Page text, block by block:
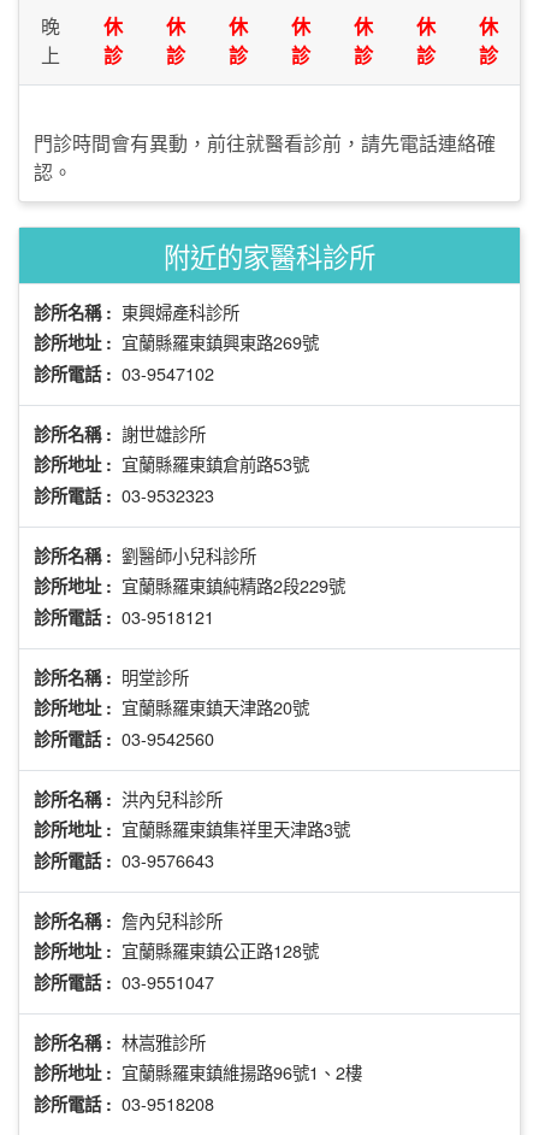
晚
上
休
診
休
診
休
診
休
診
休
診
休
診
休
診
門診時間會有異動，前往就醫看診前，請先電話連絡確
認。
附近的家醫科診所
診所名稱 : 東興婦產科診所
診所地址 : 宜蘭縣羅東鎮興東路269號
診所電話 : 03-9547102
診所名稱 : 謝世雄診所
診所地址 : 宜蘭縣羅東鎮倉前路53號
診所電話 : 03-9532323
診所名稱 : 劉醫師小兒科診所
診所地址 : 宜蘭縣羅東鎮純精路2段229號
診所電話 : 03-9518121
診所名稱 : 明堂診所
診所地址 : 宜蘭縣羅東鎮天津路20號
診所電話 : 03-9542560
診所名稱 : 洪內兒科診所
診所地址 : 宜蘭縣羅東鎮集祥里天津路3號
診所電話 : 03-9576643
診所名稱 : 詹內兒科診所
診所地址 : 宜蘭縣羅東鎮公正路128號
診所電話 : 03-9551047
診所名稱 : 林嵩雅診所
診所地址 : 宜蘭縣羅東鎮維揚路96號1、2樓
診所電話 : 03-9518208